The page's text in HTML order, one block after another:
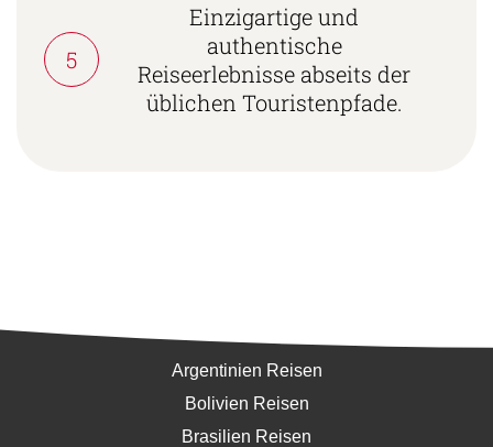
5
Einzigartige und
authentische
Reiseerlebnisse abseits der
üblichen Touristenpfade.
Argentinien Reisen
Bolivien Reisen
Brasilien Reisen